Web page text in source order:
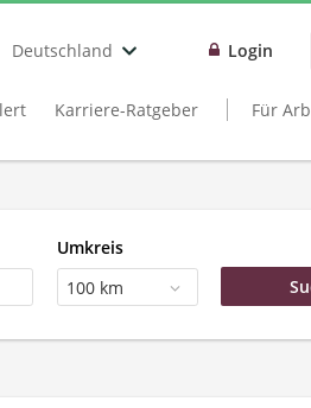
Deutschland Login
Karriere-Ratgeber Für
Umkreis
100 km